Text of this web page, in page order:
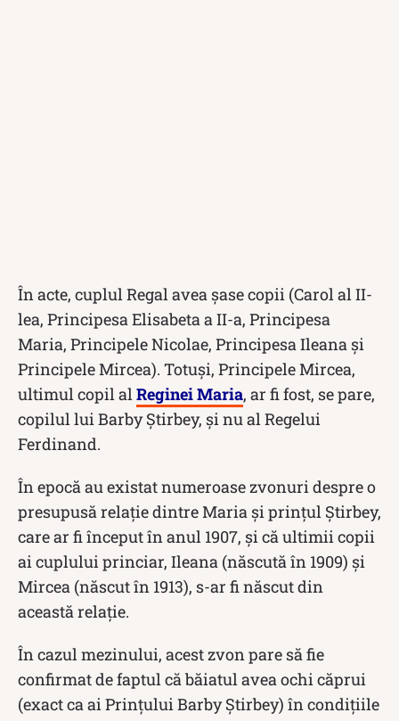
În acte, cuplul Regal avea șase copii (Carol al II-
lea, Principesa Elisabeta a II-a, Principesa
Maria, Principele Nicolae, Principesa Ileana și
Principele Mircea). Totuși, Principele Mircea,
ultimul copil al Reginei Maria, ar fi fost, se pare,
copilul lui Barby Știrbey, și nu al Regelui
Ferdinand.
În epocă au existat numeroase zvonuri despre o
presupusă relație dintre Maria și prințul Știrbey,
care ar fi început în anul 1907, și că ultimii copii
ai cuplului princiar, Ileana (născută în 1909) și
Mircea (născut în 1913), s-ar fi născut din
această relație.
În cazul mezinului, acest zvon pare să fie
confirmat de faptul că băiatul avea ochi căprui
(exact ca ai Prințului Barby Știrbey) în condițiile